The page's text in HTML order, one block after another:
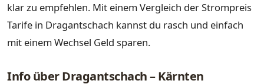
klar zu empfehlen. Mit einem Vergleich der Strompreis
Tarife in Dragantschach kannst du rasch und einfach
mit einem Wechsel Geld sparen.
Info über Dragantschach – Kärnten